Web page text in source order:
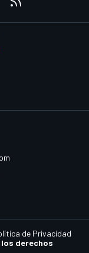
derechos
de Privacidad